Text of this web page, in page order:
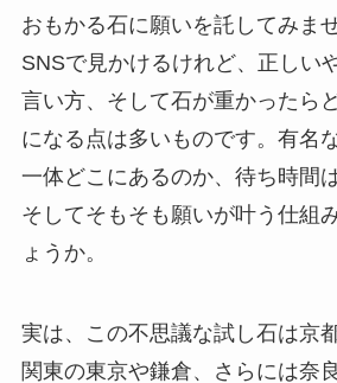
おもかる石に願いを託してみま
SNSで見かけるけれど、正しい
言い方、そして石が重かったら
になる点は多いものです。有名
一体どこにあるのか、待ち時間
そしてそもそも願いが叶う仕組
ょうか。
実は、この不思議な試し石は京
関東の東京や鎌倉、さらには奈